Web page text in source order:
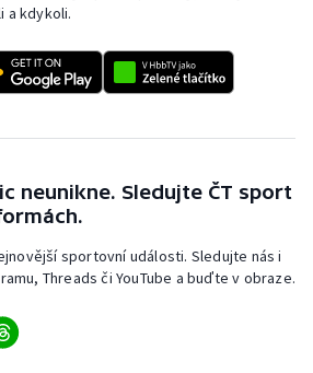
a kdykoli.
neunikne. Sledujte ČT sport
sportovní události. Sledujte nás i
Threads či YouTube a buďte v obraze.